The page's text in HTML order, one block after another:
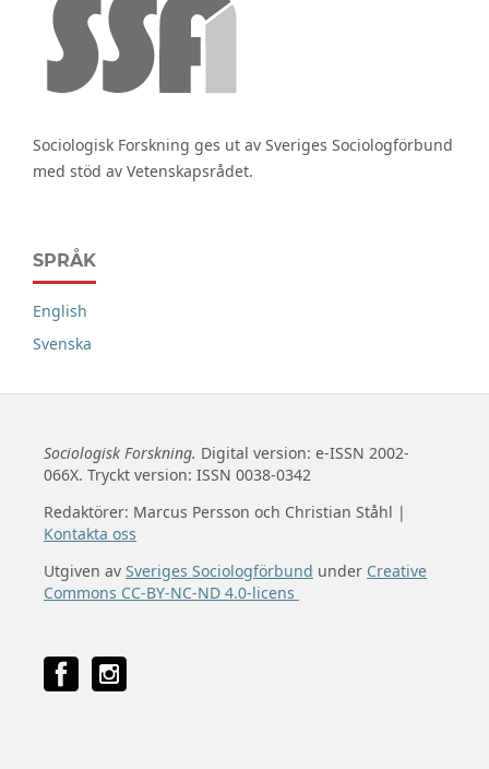
Sociologisk Forskning ges ut av Sveriges Sociologförbund
med stöd av Vetenskapsrådet.
SPRÅK
English
Svenska
Sociologisk Forskning. Digital version: e-ISSN 2002-
066X. Tryckt version: ISSN 0038-0342
Redaktörer: Marcus Persson och Christian Ståhl |
Kontakta oss
Utgiven av Sveriges Sociologförbund under Creative
Commons CC-BY-NC-ND 4.0-licens